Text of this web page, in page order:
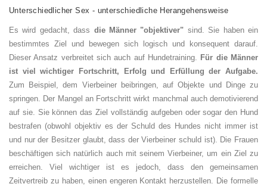
Unterschiedlicher Sex - unterschiedliche Herangehensweise
Es wird gedacht, dass die Männer "objektiver" sind. Sie haben ein
bestimmtes Ziel und bewegen sich logisch und konsequent darauf.
Dieser Ansatz verbreitet sich auch auf Hundetraining. Für die Männer
ist viel wichtiger Fortschritt, Erfolg und Erfüllung der Aufgabe.
Zum Beispiel, dem Vierbeiner beibringen, auf Objekte und Dinge zu
springen. Der Mangel an Fortschritt wirkt manchmal auch demotivierend
auf sie. Sie können das Ziel vollständig aufgeben oder sogar den Hund
bestrafen (obwohl objektiv es der Schuld des Hundes nicht immer ist
und nur der Besitzer glaubt, dass der Vierbeiner schuld ist). Die Frauen
beschäftigen sich natürlich auch mit seinem Vierbeiner, um ein Ziel zu
erreichen. Viel wichtiger ist es jedoch, dass den gemeinsamen
Zeitvertreib zu haben, einen engeren Kontakt herzustellen. Die formelle